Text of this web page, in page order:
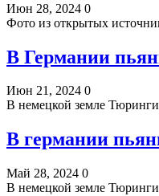
Июн 28, 2024 0
Фото из открытых
В Германии
Июн 21, 2024 0
В немецкой земле
В германии
Май 28, 2024 0
В немецкой земле